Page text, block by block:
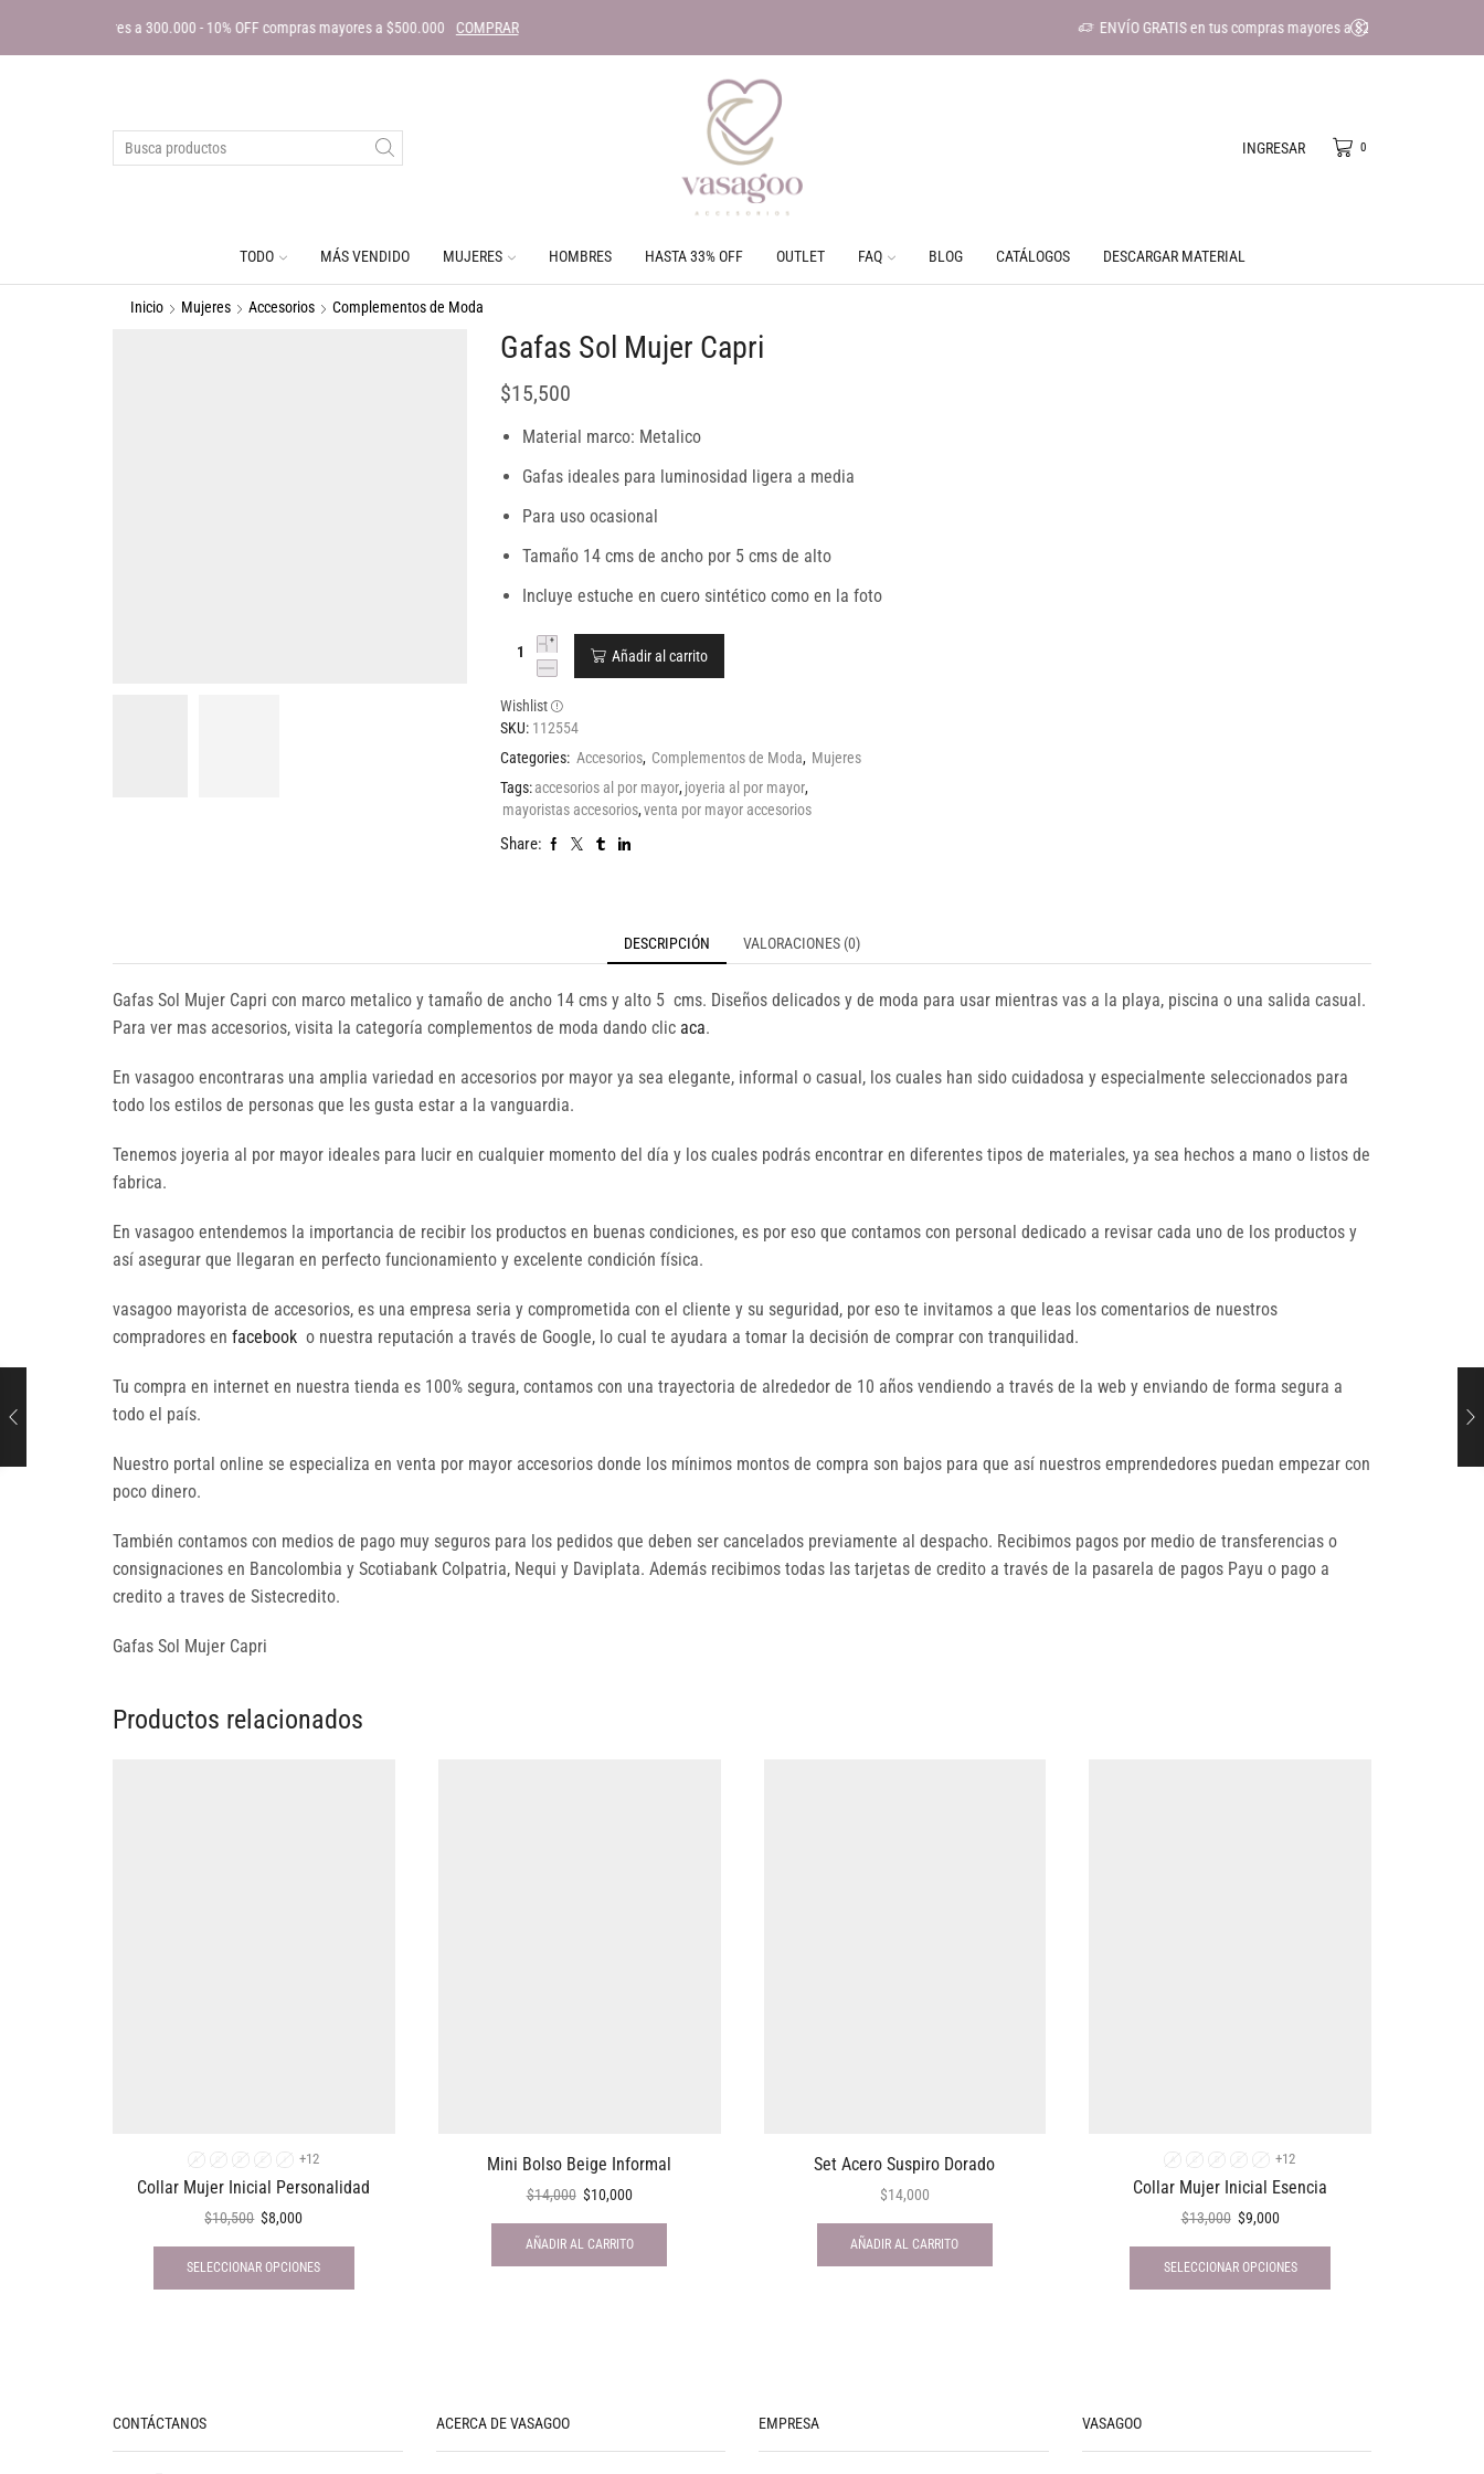
ENVÍO GRATIS en tus compras mayores a $250.000 - No aplica OUTLET y REBAJAS
INGRESAR 0
TODO MÁS VENDIDO MUJERES HOMBRES HASTA 33% OFF OUTLET FAQ BLOG CATÁLOGOS DESCARGAR MATERIAL
Inicio Mujeres Accesorios Complementos de Moda
Gafas Sol Mujer Capri
$15,500
Material marco: Metalico
Gafas ideales para luminosidad ligera a media
Para uso ocasional
Tamaño 14 cms de ancho por 5 cms de alto
Incluye estuche en cuero sintético como en la foto
Añadir al carrito
Wishlist
SKU: 112554
Categories: Accesorios, Complementos de Moda, Mujeres
Tags:accesorios al por mayor,joyeria al por mayor,
mayoristas accesorios,venta por mayor accesorios
Share:
DESCRIPCIÓN VALORACIONES (0)
Gafas Sol Mujer Capri con marco metalico y tamaño de ancho 14 cms y alto 5 cms. Diseños delicados y de moda para usar mientras vas a la playa, piscina o una salida casual.
Para ver mas accesorios, visita la categoría complementos de moda dando clic aca.
En vasagoo encontraras una amplia variedad en accesorios por mayor ya sea elegante, informal o casual, los cuales han sido cuidadosa y especialmente seleccionados para
todo los estilos de personas que les gusta estar a la vanguardia.
Tenemos joyeria al por mayor ideales para lucir en cualquier momento del día y los cuales podrás encontrar en diferentes tipos de materiales, ya sea hechos a mano o listos de
fabrica.
En vasagoo entendemos la importancia de recibir los productos en buenas condiciones, es por eso que contamos con personal dedicado a revisar cada uno de los productos y
así asegurar que llegaran en perfecto funcionamiento y excelente condición física.
vasagoo mayorista de accesorios, es una empresa seria y comprometida con el cliente y su seguridad, por eso te invitamos a que leas los comentarios de nuestros
compradores en facebook o nuestra reputación a través de Google, lo cual te ayudara a tomar la decisión de comprar con tranquilidad.
Tu compra en internet en nuestra tienda es 100% segura, contamos con una trayectoria de alrededor de 10 años vendiendo a través de la web y enviando de forma segura a
todo el país.
Nuestro portal online se especializa en venta por mayor accesorios donde los mínimos montos de compra son bajos para que así nuestros emprendedores puedan empezar con
poco dinero.
También contamos con medios de pago muy seguros para los pedidos que deben ser cancelados previamente al despacho. Recibimos pagos por medio de transferencias o
consignaciones en Bancolombia y Scotiabank Colpatria, Nequi y Daviplata. Además recibimos todas las tarjetas de credito a través de la pasarela de pagos Payu o pago a
credito a traves de Sistecredito.
Gafas Sol Mujer Capri
Productos relacionados
A D +12
Collar Mujer Inicial Personalidad
$10,500 $8,000
SELECCIONAR OPCIONES
Mini Bolso Beige Informal
$14,000 $10,000
AÑADIR AL CARRITO
Set Acero Suspiro Dorado
$14,000
AÑADIR AL CARRITO
A D +12
Collar Mujer Inicial Esencia
$13,000 $9,000
SELECCIONAR OPCIONES
CONTÁCTANOS ACERCA DE VASAGOO EMPRESA VASAGOO